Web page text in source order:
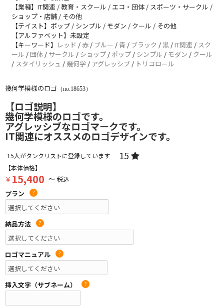
【業種】IT関連 / 教育・スクール / エコ・団体 / スポーツ・サークル /
ショップ・店舗 / その他
【テイスト】ポップ / シンプル / モダン / クール / その他
【アルファベット】未設定
【キーワード】 レッド / 赤 / ブルー / 青 / ブラック /黒 /IT関連 / スク
ール /団体 / サークル / ショップ / ポップ / シンプル / モダン / クール
/ スタイリッシュ / 幾何学 / アグレッシブ / トリコロール
幾何学模様のロゴ （no.18653）
【ロゴ説明】
幾何学模様のロゴです。
アグレッシブなロゴマークです。
IT関連にオススメのロゴデザインです。
15人がタンクリストに登録しています 15
【本体価格】
￥ 15,400 ～ 税込
プラン
?
納品方法 ?
ロゴマニュアル ?
挿入文字（サブネーム） ?